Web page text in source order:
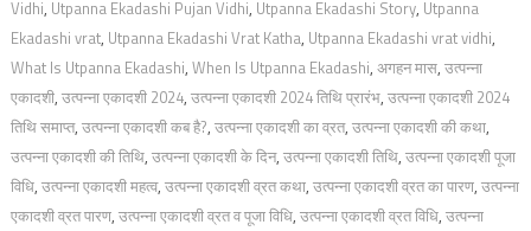
Vidhi, Utpanna Ekadashi Pujan Vidhi, Utpanna Ekadashi Story, Utpanna
Ekadashi vrat, Utpanna Ekadashi Vrat Katha, Utpanna Ekadashi vrat vidhi,
What Is Utpanna Ekadashi, When Is Utpanna Ekadashi, अगहन मास, उत्पन्ना
एकादशी, उत्पन्ना एकादशी 2024, उत्‍पन्ना एकादशी 2024 तिथि प्रारंभ, उत्‍पन्ना एकादशी 2024
तिथि समाप्‍त, उत्पन्ना एकादशी कब है?, उत्पन्ना एकादशी का व्रत, उत्पन्ना एकादशी की कथा,
उत्‍पन्ना एकादशी की तिथि, उत्पन्ना एकादशी के दिन, उत्पन्ना एकादशी तिथि, उत्पन्ना एकादशी पूजा
विधि, उत्पन्ना एकादशी महत्व, उत्पन्ना एकादशी व्रत कथा, उत्पन्ना एकादशी व्रत का पारण, उत्‍पन्ना
एकादशी व्रत पारण, उत्पन्ना एकादशी व्रत व पूजा विधि, उत्पन्ना एकादशी व्रत विधि, उत्पन्ना